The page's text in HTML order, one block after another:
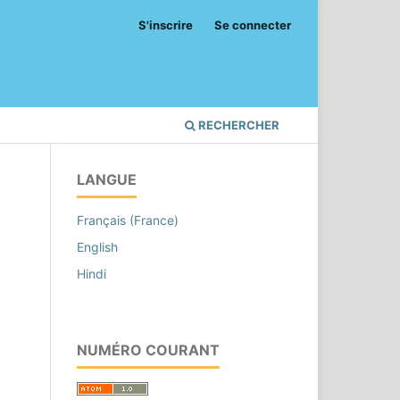
RECHERCHER
S'inscrire Se connecter
LANGUE
Français (France)
English
Hindi
NUMÉRO COURANT